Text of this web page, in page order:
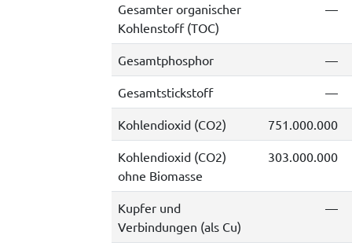
Gesamter organischer
Kohlenstoff (TOC)
—
Gesamtphosphor —
Gesamtstickstoff —
Kohlendioxid (CO2) 751.000.000
Kohlendioxid (CO2)
ohne Biomasse
303.000.000
Kupfer und
Verbindungen (als Cu)
—